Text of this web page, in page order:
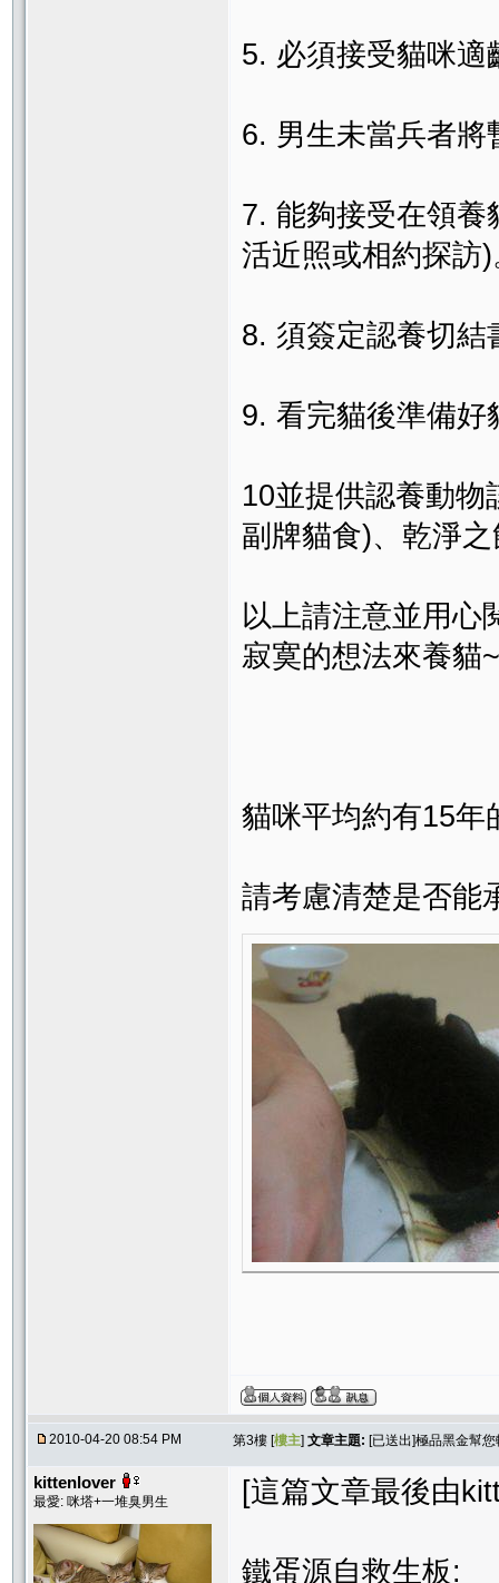
5. 必須接受貓咪適
6. 男生未當兵者將
7. 能夠接受在領養
活近照或相約探訪)
8. 須簽定認養切結
9. 看完貓後準備
10並提供認養動物
副牌貓食)、乾淨
以上請注意並用心
寂寞的想法來養貓
貓咪平均約有15年
請考慮清楚是否能
2010-04-20 08:54 PM 第3樓 [樓主] 文章主題: [已送出]極品黑金幫
kittenlover
最愛: 咪塔+一堆臭男生 [這篇文章最後由
鐵蛋源自救生板: